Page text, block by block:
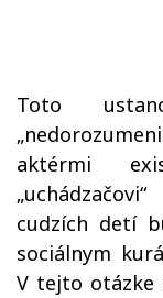
Toto
aktérmi
cudzích detí
sociálnym
V tejto otázke